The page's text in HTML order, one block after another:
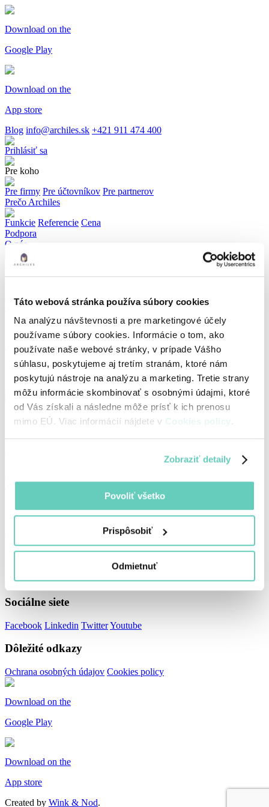
Táto webová stránka používa súbory cookies
Na analýzu návštevnosti a pre marketingové účely
používame súbory cookies. Informácie o tom, ako
používate naše webové stránky, v prípade Vášho
súhlasu, poskytujeme aj tretím stranám, ktoré nám
poskytujú nástroje na analýzu a marketing. Tretie strany
môžu informácie skombinovať s osobnými údajmi, ktoré
od Vás získali a následne môže prísť k ich prenosu
mimo EÚ. Viac informácií nájdete v Cookies policy.
Zobraziť detaily
Povoliť všetko
Prispôsobiť
Odmietnuť
Download on the
Google Play
Download on the
App store
Blog info@archiles.sk +421 911 474 400
Prihlásiť sa
Pre koho
Pre firmy Pre účtovníkov Pre partnerov
Prečo Archiles
Funkcie Referencie Cena
Podpora
O nás
Kariéra
BlogAplikácia Webináre Semináre
E-faktúra
Vyskúšať zdarma Prihlásiť sa
Podpora/Zverejnené verzie/1.7.0
Sumarizácia zmien 1.7.0
Adresa
Archiles, s.r.o
info@archiles.sk
Stránky
O nás Kariéra Média a my
Stránky
Prečo Archiles Funkcie Referencie Cena Vyskúšať zdarma
Sociálne siete
Facebook Linkedin TwitterYoutube
Dôležité odkazy
Ochrana osobných údajov Cookies policy
Download on the
Google Play
Download on the
App store
Created by Wink & Nod.